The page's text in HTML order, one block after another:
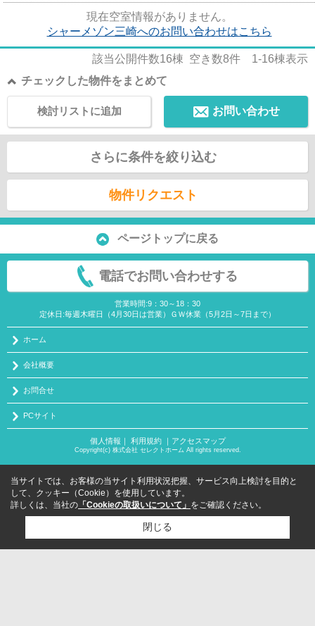
現在空室情報がありません。
シャーメゾン三崎へのお問い合わせはこちら
該当公開件数16棟 空き数8件 1-16棟表示
チェックした物件をまとめて
お問い合わせ
検討リストに追加
さらに条件を絞り込む
物件リクエスト
ページトップに戻る
電話でお問い合わせする
営業時間:9：30～18：30
定休日:毎週木曜日（4月30日は営業）ＧＷ休業（5月2日～7日まで）
ホーム
会社概要
お問合せ
PCサイト
個人情報 ｜ 利用規約｜ アクセスマップ
Copyright(c) 株式会社 セレクトホーム All rights reserved.
当サイトでは、お客様の当サイト利用状況把握、サービス向上検討を目的と
して、クッキー（Cookie）を使用しています。
詳しくは、当社の 「Cookieの取扱いについて」 をご確認ください。
閉じる